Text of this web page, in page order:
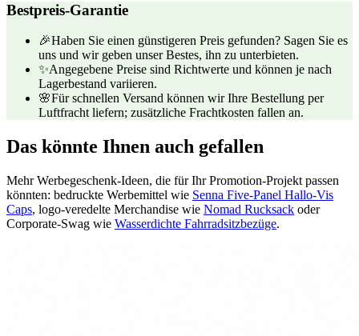
Bestpreis-Garantie
🎉Haben Sie einen günstigeren Preis gefunden? Sagen Sie es
uns und wir geben unser Bestes, ihn zu unterbieten.
✨Angegebene Preise sind Richtwerte und können je nach
Lagerbestand variieren.
🌸Für schnellen Versand können wir Ihre Bestellung per
Luftfracht liefern; zusätzliche Frachtkosten fallen an.
Das könnte Ihnen auch gefallen
Mehr Werbegeschenk-Ideen, die für Ihr Promotion-Projekt passen
könnten: bedruckte Werbemittel wie Senna Five-Panel Hallo-Vis
Caps, logo-veredelte Merchandise wie Nomad Rucksack oder
Corporate-Swag wie Wasserdichte Fahrradsitzbezüge.